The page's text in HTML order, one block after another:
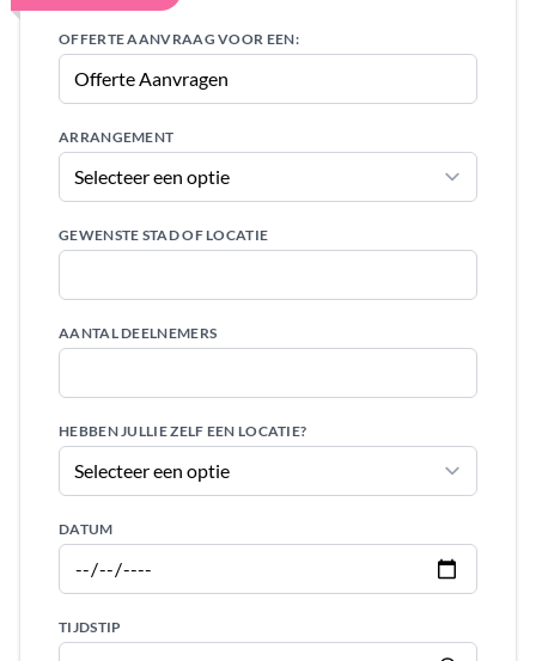
OFFERTE AANVRAAG VOOR EEN:
ARRANGEMENT
GEWENSTE STAD OF LOCATIE
AANTAL DEELNEMERS
HEBBEN JULLIE ZELF EEN LOCATIE?
DATUM
TIJDSTIP